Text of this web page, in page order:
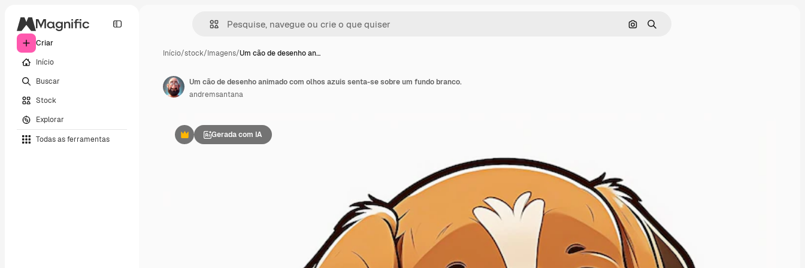
Criar
Início
Buscar
Stock
Explorar
Todas as ferramentas
Pesquisar por imagem
Buscar
Início/stock/Imagens/Um cão de desenho an…
PremiumGerada com IA
Um cão de desenho animado com olhos azuis senta-se sobre um fundo branco.
andremsantana